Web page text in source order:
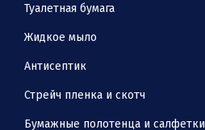
Туалетная бумага
Жидкое мыло
Антисептик
Стрейч пленка и скотч
Бумажные полотенца и салфетки